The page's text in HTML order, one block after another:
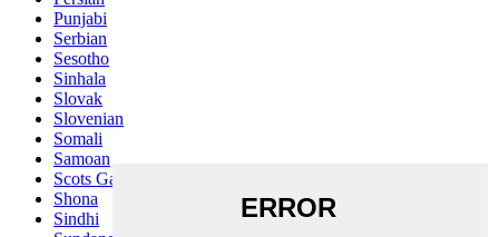
Punjabi
Serbian
Sesotho
Sinhala
Slovak
Slovenian
Somali
Samoan
Scots Gaelic
Shona
Sindhi